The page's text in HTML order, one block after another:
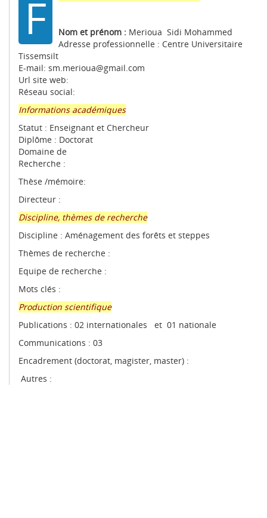
F Nom et prénom : Merioua Sidi Mohammed
Adresse professionnelle : Centre Universitaire
Tissemsilt
E-mail: sm.merioua@gmail.com
Url site web:
Réseau social:
Informations académiques
Statut : Enseignant et Chercheur
Diplôme : Doctorat
Domaine de
Recherche :
Thèse /mémoire:
Directeur :
Discipline, thèmes de recherche
Discipline : Aménagement des forêts et steppes
Thèmes de recherche :
Equipe de recherche :
Mots clés :
Production scientifique
Publications : 02 internationales et 01 nationale
Communications : 03
Encadrement (doctorat, magister, master) :
Autres :